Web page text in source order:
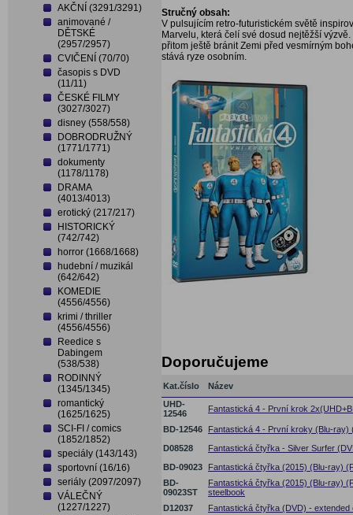
AKČNÍ (3291/3291)
animované /
DĚTSKÉ
(2957/2957)
CVIČENÍ (70/70)
časopis s DVD
(11/11)
ČESKÉ FILMY
(3027/3027)
disney (558/558)
DOBRODRUŽNÝ
(1771/1771)
dokumenty
(1178/1178)
DRAMA
(4013/4013)
erotický (217/217)
HISTORICKÝ
(742/742)
horror (1668/1668)
hudební / muzikál
(642/642)
KOMEDIE
(4556/4556)
krimi / thriller
(4556/4556)
Reedice s
Dabingem
(538/538)
RODINNÝ
(1345/1345)
romantický
(1625/1625)
SCI-FI / comics
(1852/1852)
speciály (143/143)
sportovní (16/16)
seriály (2097/2097)
VÁLEČNÝ
(1227/1227)
Stručný obsah:
V pulsujícím retro-futuristickém světě
Marvelu, která čelí své dosud nejtěžší
přitom ještě bránit Zemi před vesmírným
stává ryze osobním.
Doporučujeme
Kat.číslo
Název
UHD-
12546
Fantastická 4 - První krok
BD-12546
Fantastická 4 - První kroky (Blu-ray)
D08528
Fantastická čtyřka - Silver Surfer
BD-09023
Fantastická čtyřka (2015) (Blu-ray)
BD-
09023ST
Fantastická čtyřka (2015) (Blu-ray)
steelbook
D12037
Fantastická čtyřka (DVD) - extended